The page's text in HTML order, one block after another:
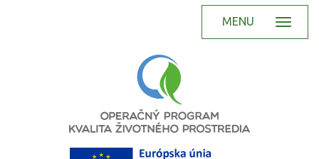
MENU